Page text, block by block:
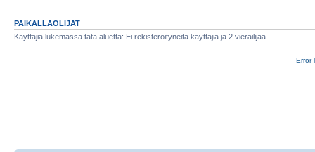
PAIKALLAOLIJAT
Käyttäjiä lukemassa tätä aluetta: Ei rekisteröityneitä käyttäjiä ja 2 vierailijaa
Error